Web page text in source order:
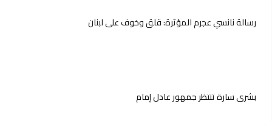
رسالة نانسي عجرم المؤثرة: قلق وخوف على لبنان
بشرى سارة تنتظر جمهور عادل إمام